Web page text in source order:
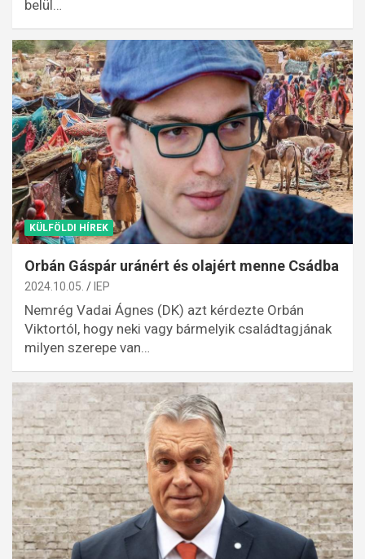
belül…
KÜLFÖLDI HÍREK
Orbán Gáspár uránért és olajért menne Csádba
2024.10.05. IEP
Nemrég Vadai Ágnes (DK) azt kérdezte Orbán
Viktortól, hogy neki vagy bármelyik családtagjának
milyen szerepe van…